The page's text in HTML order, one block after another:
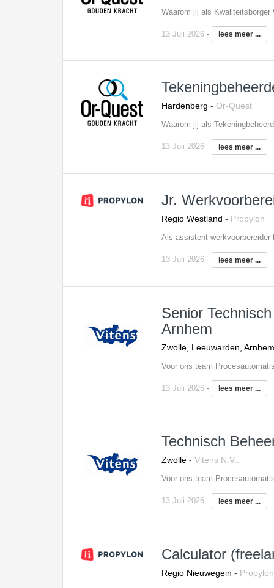
13 Juli 2026- lees meer ...
Hardenberg - Or-Quest
13 Juli 2026- lees meer ...
Jr.
Regio Westland - Propylon
13 Juli 2026- lees meer ...
Senior
Arnhem
Zwolle, Leeuwarden, Arnhem
13 Juli 2026- lees meer ...
Technisch
Zwolle- Vitens N.V..
13 Juli 2026- lees meer ...
Calculator
Regio Nieuwegein - Propylon